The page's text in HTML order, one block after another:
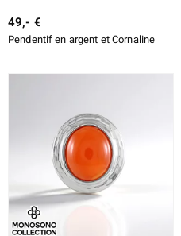
SERTISSAGE
49,- €
Pendentif en argent et Cornaline